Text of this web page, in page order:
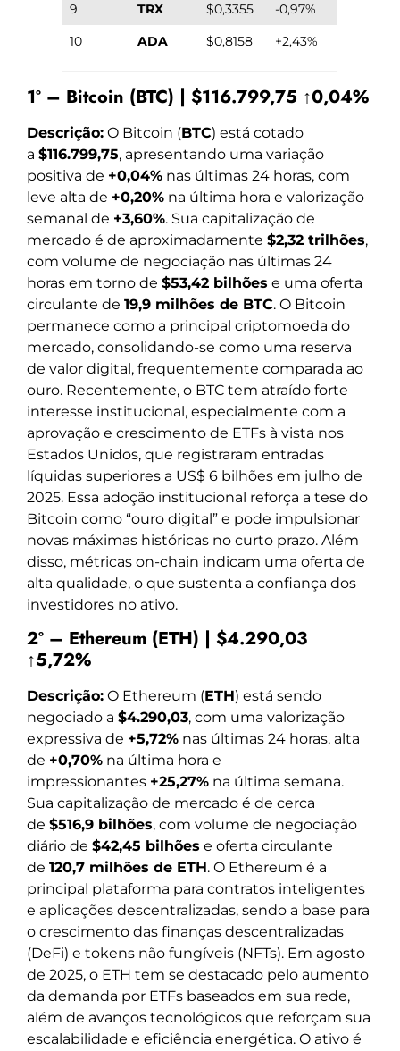
9
TRX $0,3355
-0,97%
10
ADA $0,8158 +2,43%
1º – Bitcoin (BTC) | $116.799,75 ↑0,04%
Descrição: O Bitcoin (BTC) está cotado
a $116.799,75, apresentando uma variação
positiva de +0,04% nas últimas 24 horas, com
leve alta de +0,20% na última hora e valorização
semanal de +3,60%. Sua capitalização de
mercado é de aproximadamente $2,32 trilhões,
com volume de negociação nas últimas 24
horas em torno de $53,42 bilhões e uma oferta
circulante de 19,9 milhões de BTC. O Bitcoin
permanece como a principal criptomoeda do
mercado, consolidando-se como uma reserva
de valor digital, frequentemente comparada ao
ouro. Recentemente, o BTC tem atraído forte
interesse institucional, especialmente com a
aprovação e crescimento de ETFs à vista nos
Estados Unidos, que registraram entradas
líquidas superiores a US$ 6 bilhões em julho de
2025. Essa adoção institucional reforça a tese do
Bitcoin como “ouro digital” e pode impulsionar
novas máximas históricas no curto prazo. Além
disso, métricas on-chain indicam uma oferta de
alta qualidade, o que sustenta a confiança dos
investidores no ativo.
2º – Ethereum (ETH) | $4.290,03
↑5,72%
Descrição: O Ethereum (ETH) está sendo
negociado a $4.290,03, com uma valorização
expressiva de +5,72% nas últimas 24 horas, alta
de +0,70% na última hora e
impressionantes +25,27% na última semana.
Sua capitalização de mercado é de cerca
de $516,9 bilhões, com volume de negociação
diário de $42,45 bilhões e oferta circulante
de 120,7 milhões de ETH. O Ethereum é a
principal plataforma para contratos inteligentes
e aplicações descentralizadas, sendo a base para
o crescimento das finanças descentralizadas
(DeFi) e tokens não fungíveis (NFTs). Em agosto
de 2025, o ETH tem se destacado pelo aumento
da demanda por ETFs baseados em sua rede,
além de avanços tecnológicos que reforçam sua
escalabilidade e eficiência energética. O ativo é